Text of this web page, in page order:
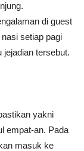
di guest
setiap pagi
tersebut.
yakni
empat-an. Pada
masuk ke